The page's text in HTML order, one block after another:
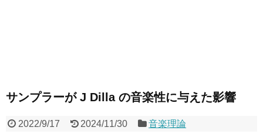
サンプラーが J Dilla の音楽性に与えた影響
2022/9/17 2024/11/30 音楽理論